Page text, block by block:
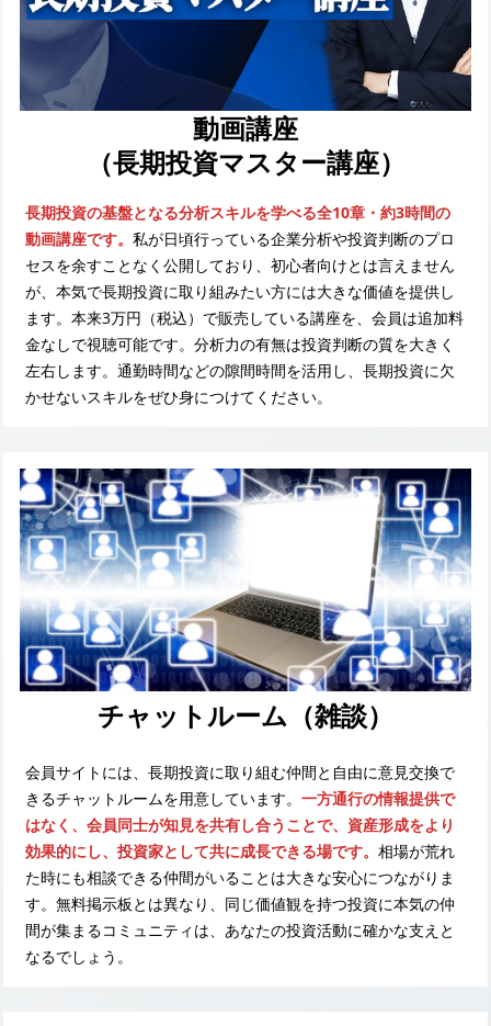
動画講座
（長期投資マスター講座）
長期投資の基盤となる分析スキルを学べる全10章・約3時間の
動画講座です。私が日頃行っている企業分析や投資判断のプロ
セスを余すことなく公開しており、初心者向けとは言えません
が、本気で長期投資に取り組みたい方には大きな価値を提供し
ます。本来3万円（税込）で販売している講座を、会員は追加料
金なしで視聴可能です。分析力の有無は投資判断の質を大きく
左右します。通勤時間などの隙間時間を活用し、長期投資に欠
かせないスキルをぜひ身につけてください。
チャットルーム（雑談）
会員サイトには、長期投資に取り組む仲間と自由に意見交換で
きるチャットルームを用意しています。一方通行の情報提供で
はなく、会員同士が知見を共有し合うことで、資産形成をより
効果的にし、投資家として共に成長できる場です。相場が荒れ
た時にも相談できる仲間がいることは大きな安心につながりま
す。無料掲示板とは異なり、同じ価値観を持つ投資に本気の仲
間が集まるコミュニティは、あなたの投資活動に確かな支えと
なるでしょう。